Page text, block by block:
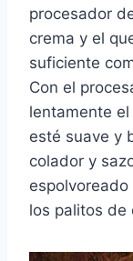
procesador
crema y el
suficiente
Con el
lentamente
esté suave y
colador y
los palitos de